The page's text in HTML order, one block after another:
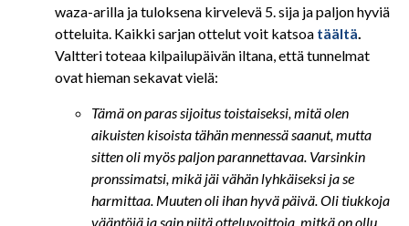
waza-arilla ja tuloksena kirvelevä 5. sija ja paljon hyviä
otteluita. Kaikki sarjan ottelut voit katsoa täältä.
Valtteri toteaa kilpailupäivän iltana, että tunnelmat
ovat hieman sekavat vielä:
Tämä on paras sijoitus toistaiseksi, mitä olen
aikuisten kisoista tähän mennessä saanut, mutta
sitten oli myös paljon parannettavaa. Varsinkin
pronssimatsi, mikä jäi vähän lyhkäiseksi ja se
harmittaa. Muuten oli ihan hyvä päivä. Oli tiukkoja
vääntöjä ja sain niitä otteluvoittoja, mitkä on ollu